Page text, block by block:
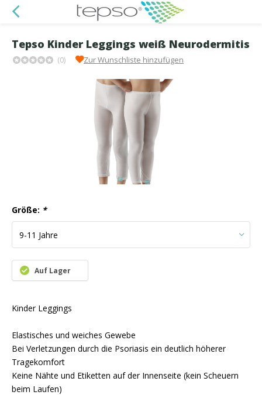
Tepso Kinder Leggings weiß Neurodermitis
(0) Zur Wunschliste hinzufügen
Größe: *
Auf Lager
Kinder Leggings
Elastisches und weiches Gewebe
Bei Verletzungen durch die Psoriasis ein deutlich höherer
Tragekomfort
Keine Nähte und Etiketten auf der Innenseite (kein Scheuern
beim Laufen)